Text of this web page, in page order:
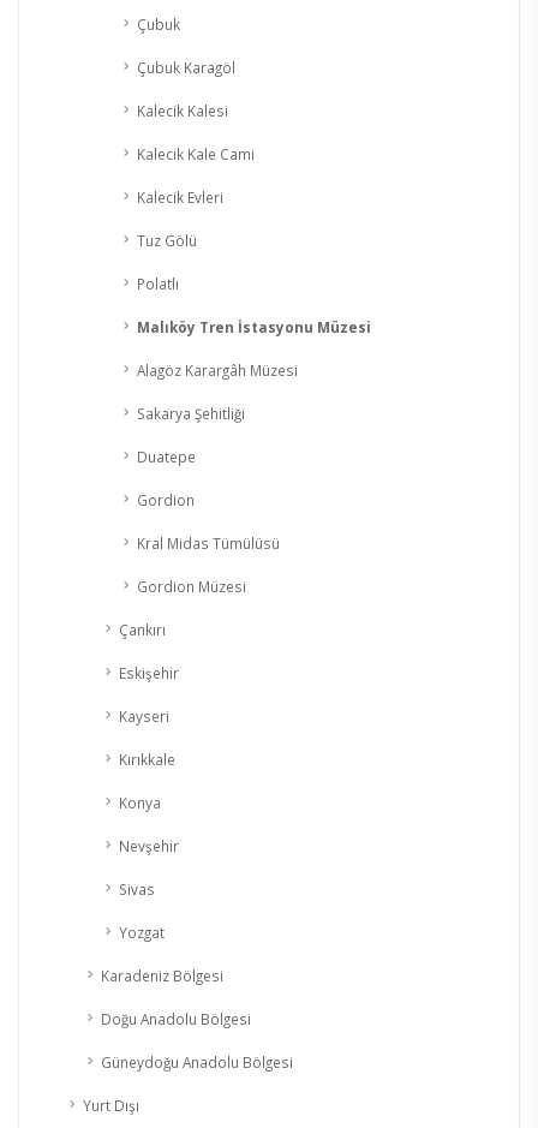
Çubuk
Çubuk Karagöl
Kalecik Kalesi
Kalecik Kale Cami
Kalecik Evleri
Tuz Gölü
Polatlı
Malıköy Tren İstasyonu Müzesi
Alagöz Karargâh Müzesi
Sakarya Şehitliği
Duatepe
Gordion
Kral Midas Tümülüsü
Gordion Müzesi
Çankırı
Eskişehir
Kayseri
Kırıkkale
Konya
Nevşehir
Sivas
Yozgat
Karadeniz Bölgesi
Doğu Anadolu Bölgesi
Güneydoğu Anadolu Bölgesi
Yurt Dışı